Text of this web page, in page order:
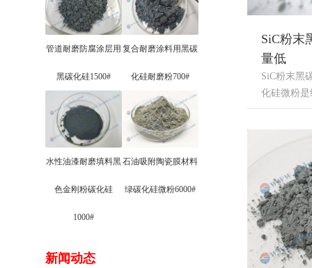
管道耐磨防腐涂层用
黑碳化硅1500#
复合耐磨涂料用黑碳
化硅耐磨粉700#
水性油漆耐磨填料黑
色金刚粉碳化硅
1000#
石油吸附陶瓷膜材料
绿碳化硅微粉6000#
新闻动态
SiC粉末
量低
SiC粉末黑
化硅微粉